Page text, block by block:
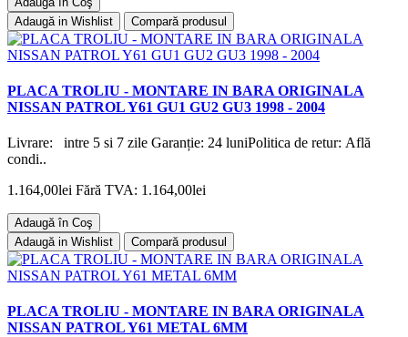
Adaugă in Wishlist
Compară produsul
PLACA TROLIU - MONTARE IN BARA ORIGINALA
NISSAN PATROL Y61 GU1 GU2 GU3 1998 - 2004
Livrare: intre 5 si 7 zile Garanție: 24 luniPolitica de retur: Află
condi..
1.164,00lei Fără TVA: 1.164,00lei
Adaugă în Coş
Adaugă in Wishlist
Compară produsul
PLACA TROLIU - MONTARE IN BARA ORIGINALA
NISSAN PATROL Y61 METAL 6MM